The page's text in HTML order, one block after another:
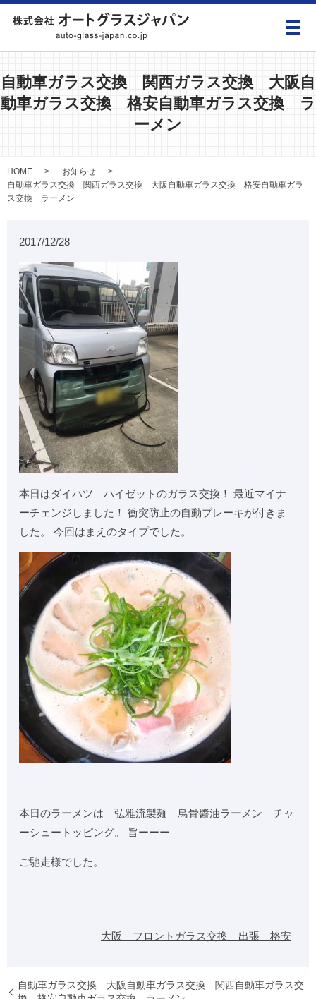
メ
自動車ガラス交換 関西ガラス交換 大阪自
動車ガラス交換 格安自動車ガラス交換 ラ
ーメン
HOME
お知らせ
自動車ガラス交換 関西ガラス交換 大阪自動車ガラス交換 格安自動車ガラ
ス交換 ラーメン
2017/12/28
本日はダイハツ ハイゼットのガラス交換！ 最近マイナ
ーチェンジしました！ 衝突防止の自動ブレーキが付きま
した。 今回はまえのタイプでした。
本日のラーメンは 弘雅流製麺 鳥骨醬油ラーメン チャ
ーシュートッピング。 旨ーーー
ご馳走様でした。
大阪 フロントガラス交換 出張 格安
自動車ガラス交換 大阪自動車ガラス交換 関西自動車ガラス交